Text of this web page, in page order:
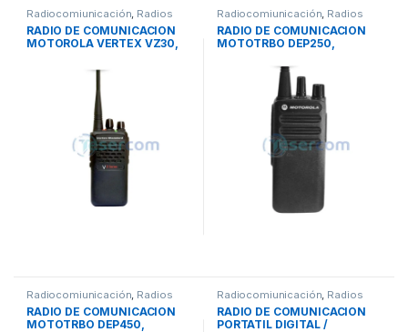
Radiocomiunicación, Radios
RADIO DE COMUNICACION
MOTOROLA VERTEX VZ30,
Radiocomiunicación, Radios
RADIO DE COMUNICACION
MOTOTRBO DEP250,
Radiocomiunicación, Radios
RADIO DE COMUNICACION
MOTOTRBO DEP450,
Radiocomiunicación, Radios
RADIO DE COMUNICACION
PORTATIL DIGITAL /